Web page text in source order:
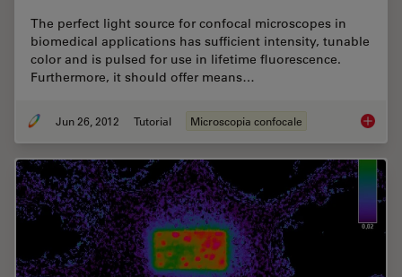
The perfect light source for confocal microscopes in
biomedical applications has sufficient intensity, tunable
color and is pulsed for use in lifetime fluorescence.
Furthermore, it should offer means…
Jun 26, 2012 Tutorial Microscopia confocale The